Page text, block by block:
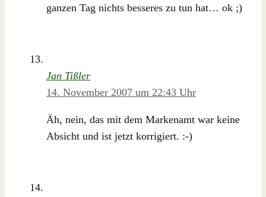
ganzen Tag nichts besseres zu tun hat… ok ;)
Jan Tißler
14. November 2007 um 22:43 Uhr
Äh, nein, das mit dem Markenamt war keine
Absicht und ist jetzt korrigiert. :-)